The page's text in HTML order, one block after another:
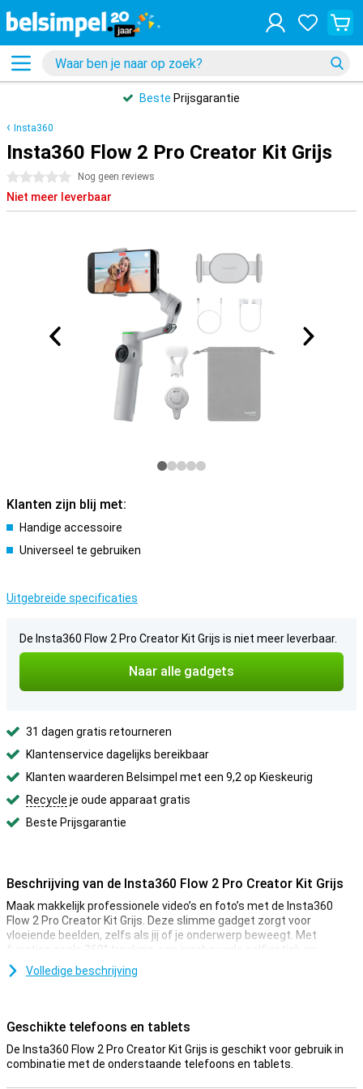
Beste Prijsgarantie
Insta360
Insta360 Flow 2 Pro Creator Kit Grijs
0 sterren Nog geen reviews
Niet meer leverbaar
Klanten zijn blij met:
Handige accessoire
Universeel te gebruiken
Uitgebreide specificaties
De Insta360 Flow 2 Pro Creator Kit Grijs is niet meer leverbaar.
Naar alle gadgets
31 dagen gratis retourneren
Klantenservice dagelijks bereikbaar
Klanten waarderen Belsimpel met een 9,2 op Kieskeurig
Recycle je oude apparaat gratis
Beste Prijsgarantie
Beschrijving van de Insta360 Flow 2 Pro Creator Kit Grijs
Maak makkelijk professionele video’s en foto’s met de Insta360
Flow 2 Pro Creator Kit Grijs. Deze slimme gadget zorgt voor
vloeiende beelden, zelfs als jij of je onderwerp beweegt. Met
functies zoals 360° tracking, een ingebouwde selfiestick en
standaard, en een batterijduur van 10 uur, is dit de ideale gadget
voor het maken van content. Of je nu aan het vloggen bent,
Meer mogelijkheden
Met de Insta360 Flow 2 Pro Creator Kit haal je meer uit je gadget
Volledige beschrijving
Geschikte telefoons en tablets
De Insta360 Flow 2 Pro Creator Kit Grijs is geschikt voor gebruik in
combinatie met de onderstaande telefoons en tablets.